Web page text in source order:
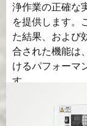
浄作業の正確な
を提供します。
た結果、および
合された機能は
けるパフォーマ
す。.